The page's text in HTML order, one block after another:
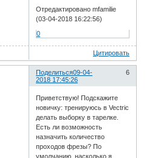
Отредактировано mfamilie
(03-04-2018 16:22:56)
0
Цитировать
Поделиться 6
09-04-
2018 17:45:26
Приветствую! Подскажите
новичку: тренируюсь в Vectric
делать выборку в тарелке.
Есть ли возможность
назначить количество
проходов фрезы? По
умолчанию, насколько я